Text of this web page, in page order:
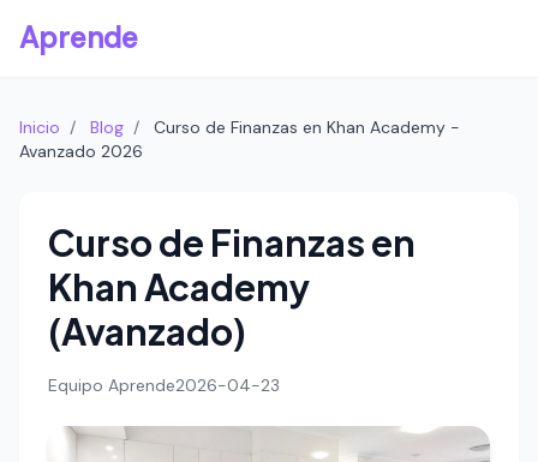
Aprende
Inicio / Blog /
Curso de Finanzas en Khan Academy -
Avanzado 2026
Curso de Finanzas en
Khan Academy
(Avanzado)
Equipo Aprende2026-04-23